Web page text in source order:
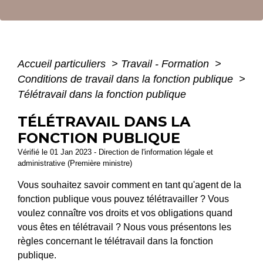
Accueil particuliers > Travail - Formation >
Conditions de travail dans la fonction publique >
Télétravail dans la fonction publique
TÉLÉTRAVAIL DANS LA
FONCTION PUBLIQUE
Vérifié le 01 Jan 2023 - Direction de l'information légale et
administrative (Première ministre)
Vous souhaitez savoir comment en tant qu'agent de la
fonction publique vous pouvez télétravailler ? Vous
voulez connaître vos droits et vos obligations quand
vous êtes en télétravail ? Nous vous présentons les
règles concernant le télétravail dans la fonction
publique.